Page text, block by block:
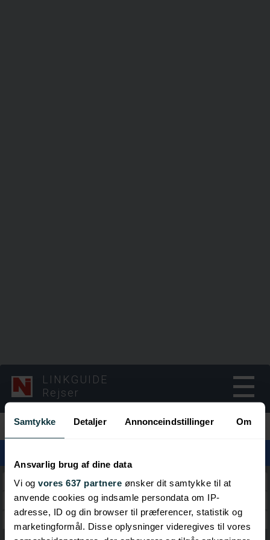
Samtykke Detaljer Annonceindstillinger Om
Ansvarlig brug af dine data
Vi og vores 637 partnere ønsker dit samtykke til at
anvende cookies og indsamle persondata om IP-
adresse, ID og din browser til præferencer, statistik og
marketingformål. Disse oplysninger videregives til vores
LINKGUIDE
Rejser
Kategorier
Nyheder
Rejsebureauer
Rejse Apps